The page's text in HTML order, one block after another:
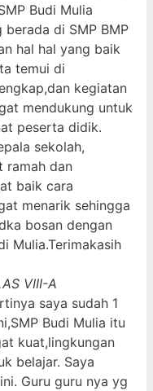
Budi Mulia
berada di SMP BMP
hal hal yang baik
temui di
kegiatan
mendukung untuk
peserta didik.
sekolah,
ramah dan
baik cara
menarik sehingga
bosan dengan
Mulia.Terimakasih
VIII-A
saya sudah 1
Budi Mulia itu
kuat,lingkungan
belajar. Saya
Guru guru nya yg